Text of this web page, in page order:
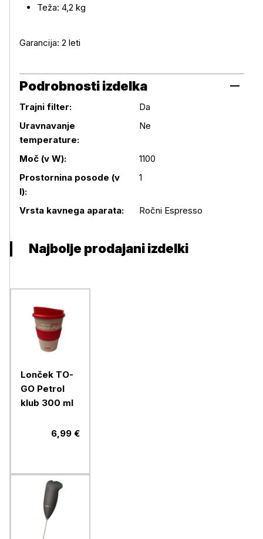
Teža: 4,2 kg
Garancija: 2 leti
Podrobnosti izdelka
Podrobnosti izdelka
Trajni filter:
Da
Uravnavanje
temperature:
Ne
Moč (v W):
1100
Prostornina posode (v
l):
1
Vrsta kavnega aparata: Ročni Espresso
Najbolje prodajani izdelki
Lonček TO-
GO Petrol
klub 300 ml
6,99 €